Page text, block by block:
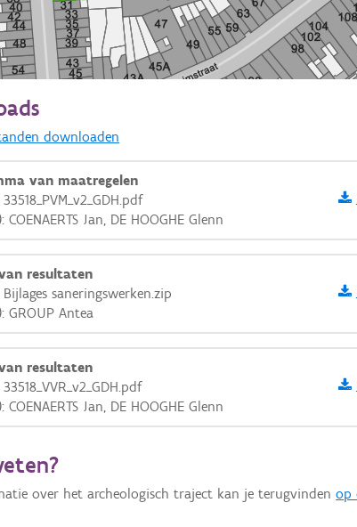
Vlaanderen
−
Basiskaart
downloaden
van maatregelen
COENAERTS Jan, DE HOOGHE Glenn
resultaten
Bijlages saneringswerken.zip
GROUP Antea
resultaten
COENAERTS Jan, DE HOOGHE Glenn
over het archeologisch traject kan je terugvindenop